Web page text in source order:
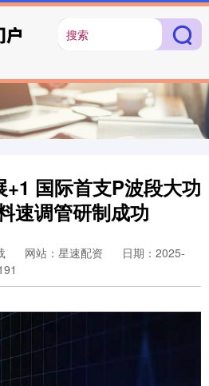
国际首支P波段大功
速调管研制成功
网站：星速配资
日期：2025-